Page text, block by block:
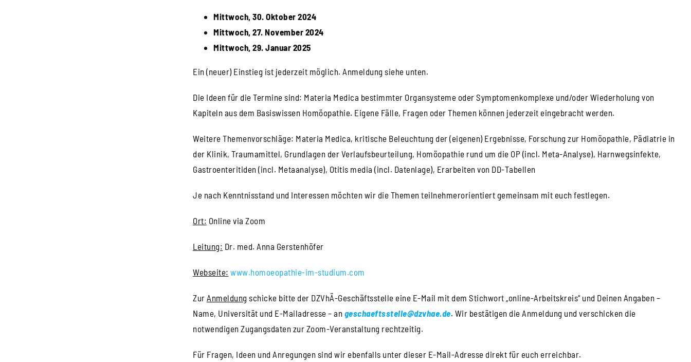
Mittwoch, 30. Oktober 2024
Mittwoch, 27. November 2024
Mittwoch, 29. Januar 2025
Ein (neuer) Einstieg ist jederzeit möglich. Anmeldung siehe unten.
Die Ideen für die Termine sind: Materia Medica bestimmter Organsysteme oder Symptomenkomplexe und/oder Wiederholung von
Kapiteln aus dem Basiswissen Homöopathie. Eigene Fälle, Fragen oder Themen können jederzeit eingebracht werden.
Weitere Themenvorschläge: Materia Medica, kritische Beleuchtung der (eigenen) Ergebnisse, Forschung zur Homöopathie, Pädiatrie in
der Klinik, Traumamittel, Grundlagen der Verlaufsbeurteilung, Homöopathie rund um die OP (incl. Meta-Analyse), Harnwegsinfekte,
Gastroenteritiden (incl. Metaanalyse), Otitis media (incl. Datenlage), Erarbeiten von DD-Tabellen
Je nach Kenntnisstand und Interessen möchten wir die Themen teilnehmerorientiert gemeinsam mit euch festlegen.
Ort: Online via Zoom
Leitung: Dr. med. Anna Gerstenhöfer
Webseite: www.homoeopathie-im-studium.com
Zur Anmeldung schicke bitte der DZVhÄ-Geschäftsstelle eine E-Mail mit dem Stichwort „online-Arbeitskreis“ und Deinen Angaben –
Name, Universität und E-Mailadresse – an geschaeftsstelle@dzvhae.de. Wir bestätigen die Anmeldung und verschicken die
notwendigen Zugangsdaten zur Zoom-Veranstaltung rechtzeitig.
Für Fragen, Ideen und Anregungen sind wir ebenfalls unter dieser E-Mail-Adresse direkt für euch erreichbar.